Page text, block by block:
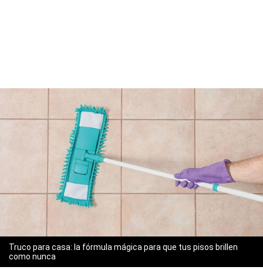
Truco para casa: la fórmula mágica para que tus pisos brillen
como nunca